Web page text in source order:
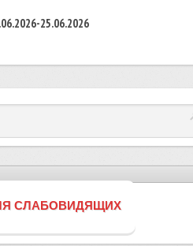
25.06.2026
СЛАБОВИДЯЩИХ